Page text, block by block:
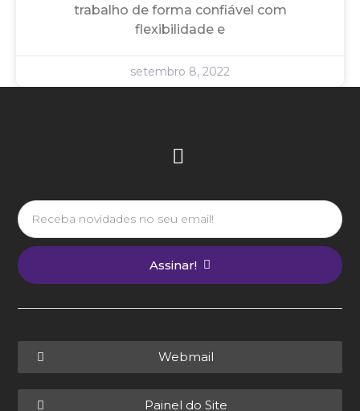
trabalho de forma confiável com
flexibilidade e
setembro 8, 2022
Assinar!
Webmail
Painel do Site